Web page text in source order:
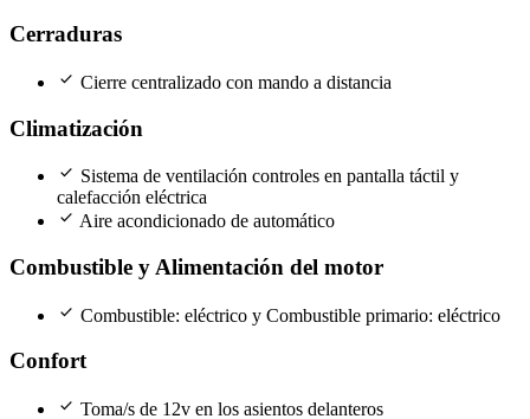
Cerraduras
check Cierre centralizado con mando a distancia
Climatización
check Sistema de ventilación controles en pantalla táctil y
calefacción eléctrica
check Aire acondicionado de automático
Combustible y Alimentación del motor
check Combustible: eléctrico y Combustible primario: eléctrico
Confort
check Toma/s de 12v en los asientos delanteros